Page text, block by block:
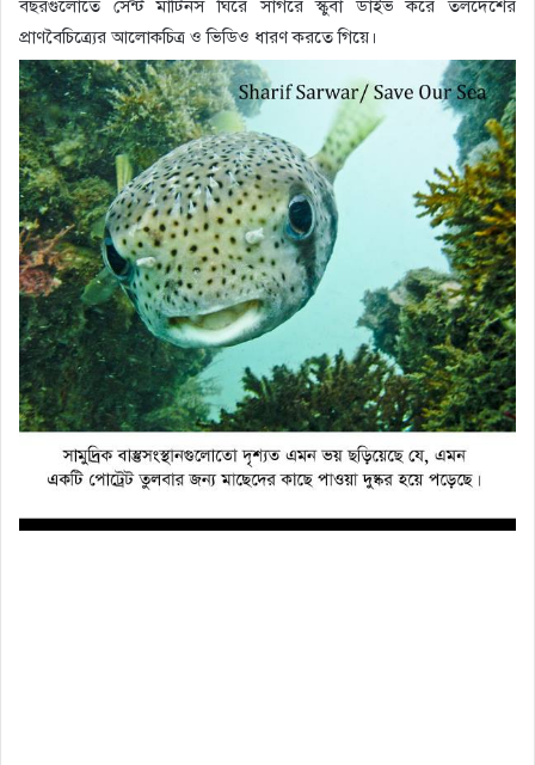
বছরগুলোতে সেন্ট মার্টিনস ঘিরে সাগরে স্কুবা ডাইভ করে তলদেশের
প্রাণবৈচিত্র্যের আলোকচিত্র ও ভিডিও ধারণ করতে গিয়ে।